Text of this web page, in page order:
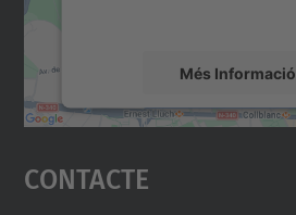
Més Informació
Accepta
powered by
Contacte